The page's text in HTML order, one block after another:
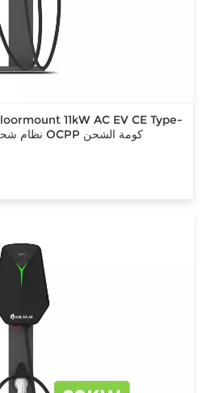
2 نظام شحن السيارة الكهربائية العامة OCPP كومة الشحن